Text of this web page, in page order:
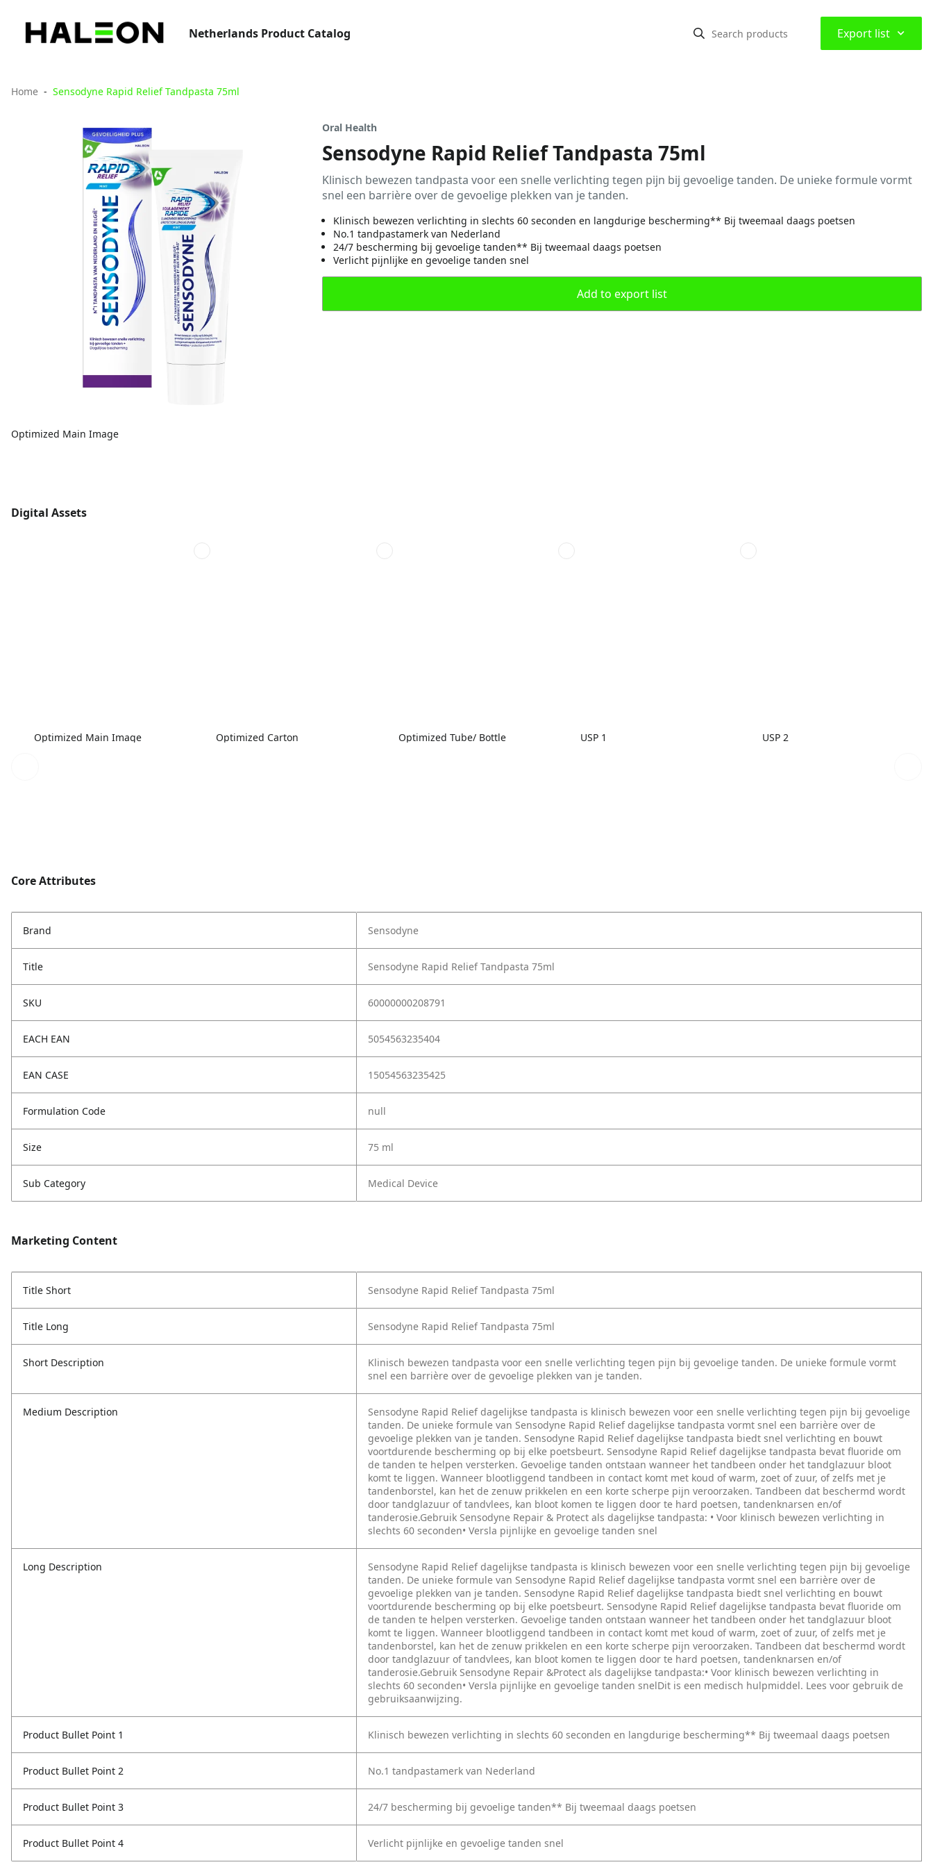
Netherlands Product Catalog Export list ⌃
Home Sensodyne Rapid Relief Tandpasta 75ml
Optimized Main Image
Oral Health
Sensodyne Rapid Relief Tandpasta 75ml
Klinisch bewezen tandpasta voor een snelle verlichting tegen pijn bij gevoelige tanden. De unieke formule vormt
snel een barrière over de gevoelige plekken van je tanden.
Klinisch bewezen verlichting in slechts 60 seconden en langdurige bescherming** Bij tweemaal daags poetsen
No.1 tandpastamerk van Nederland
24/7 bescherming bij gevoelige tanden** Bij tweemaal daags poetsen
Verlicht pijnlijke en gevoelige tanden snel
Add to export list
Digital Assets
Optimized Main Image Optimized Carton Optimized Tube/ Bottle USP 1 USP 2
Core Attributes
Brand Sensodyne
Title Sensodyne Rapid Relief Tandpasta 75ml
SKU 60000000208791
EACH EAN 5054563235404
EAN CASE 15054563235425
Formulation Code null
Size 75 ml
Sub Category Medical Device
Marketing Content
Title Short Sensodyne Rapid Relief Tandpasta 75ml
Title Long Sensodyne Rapid Relief Tandpasta 75ml
Short Description
Klinisch bewezen tandpasta voor een snelle verlichting tegen pijn bij gevoelige tanden. De unieke formule vormt
snel een barrière over de gevoelige plekken van je tanden.
Medium Description
Sensodyne Rapid Relief dagelijkse tandpasta is klinisch bewezen voor een snelle verlichting tegen pijn bij gevoelige
tanden. De unieke formule van Sensodyne Rapid Relief dagelijkse tandpasta vormt snel een barrière over de
gevoelige plekken van je tanden. Sensodyne Rapid Relief dagelijkse tandpasta biedt snel verlichting en bouwt
voortdurende bescherming op bij elke poetsbeurt. Sensodyne Rapid Relief dagelijkse tandpasta bevat fluoride om
de tanden te helpen versterken. Gevoelige tanden ontstaan wanneer het tandbeen onder het tandglazuur bloot
komt te liggen. Wanneer blootliggend tandbeen in contact komt met koud of warm, zoet of zuur, of zelfs met je
tandenborstel, kan het de zenuw prikkelen en een korte scherpe pijn veroorzaken. Tandbeen dat beschermd wordt
door tandglazuur of tandvlees, kan bloot komen te liggen door te hard poetsen, tandenknarsen en/of
tanderosie.Gebruik Sensodyne Repair & Protect als dagelijkse tandpasta: • Voor klinisch bewezen verlichting in
slechts 60 seconden• Versla pijnlijke en gevoelige tanden snel
Long Description
Sensodyne Rapid Relief dagelijkse tandpasta is klinisch bewezen voor een snelle verlichting tegen pijn bij gevoelige
tanden. De unieke formule van Sensodyne Rapid Relief dagelijkse tandpasta vormt snel een barrière over de
gevoelige plekken van je tanden. Sensodyne Rapid Relief dagelijkse tandpasta biedt snel verlichting en bouwt
voortdurende bescherming op bij elke poetsbeurt. Sensodyne Rapid Relief dagelijkse tandpasta bevat fluoride om
de tanden te helpen versterken. Gevoelige tanden ontstaan wanneer het tandbeen onder het tandglazuur bloot
komt te liggen. Wanneer blootliggend tandbeen in contact komt met koud of warm, zoet of zuur, of zelfs met je
tandenborstel, kan het de zenuw prikkelen en een korte scherpe pijn veroorzaken. Tandbeen dat beschermd wordt
door tandglazuur of tandvlees, kan bloot komen te liggen door te hard poetsen, tandenknarsen en/of
tanderosie.Gebruik Sensodyne Repair &Protect als dagelijkse tandpasta:• Voor klinisch bewezen verlichting in
slechts 60 seconden• Versla pijnlijke en gevoelige tanden snelDit is een medisch hulpmiddel. Lees voor gebruik de
gebruiksaanwijzing.
Product Bullet Point 1 Klinisch bewezen verlichting in slechts 60 seconden en langdurige bescherming** Bij tweemaal daags poetsen
Product Bullet Point 2 No.1 tandpastamerk van Nederland
Product Bullet Point 3 24/7 bescherming bij gevoelige tanden** Bij tweemaal daags poetsen
Product Bullet Point 4 Verlicht pijnlijke en gevoelige tanden snel